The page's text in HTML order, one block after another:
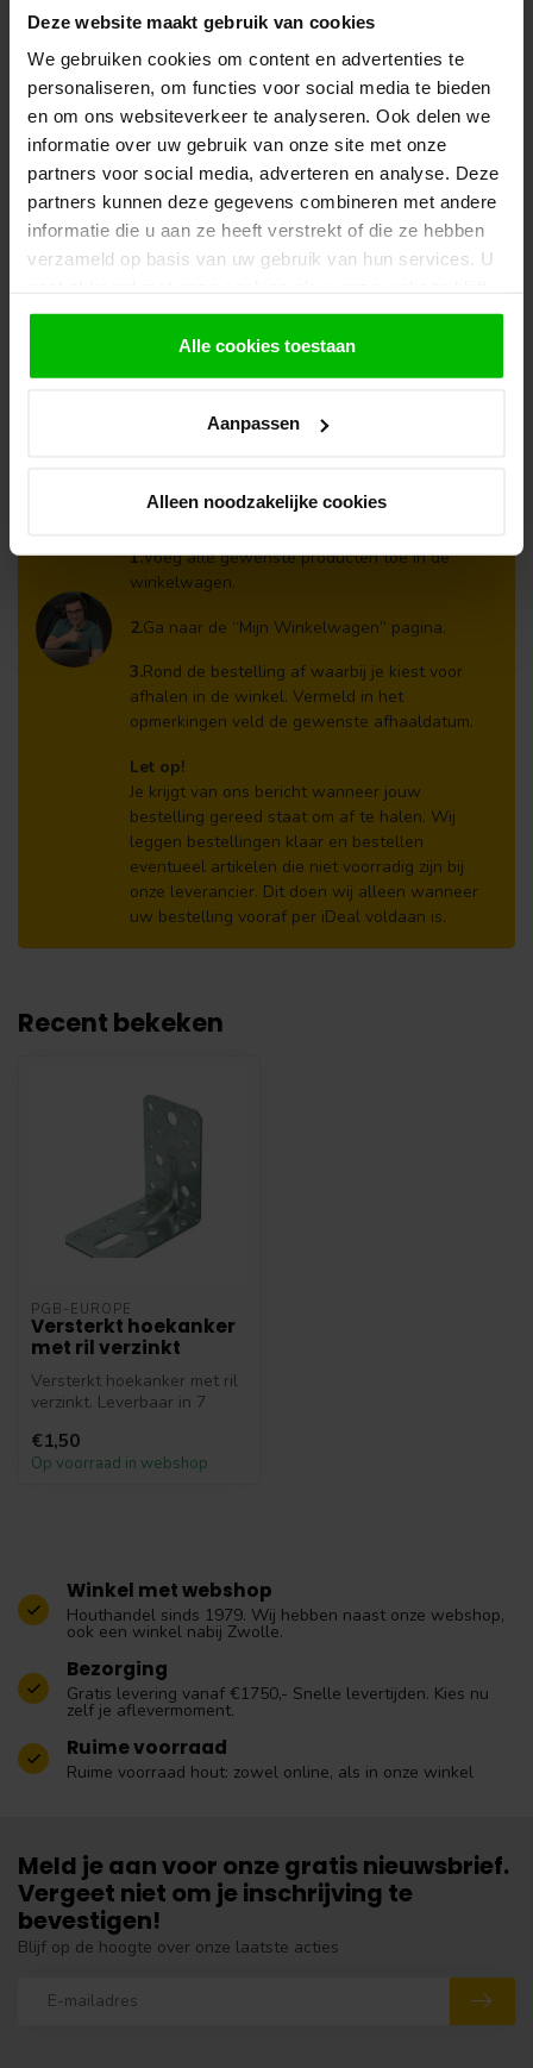
Deze website maakt gebruik van cookies
We gebruiken cookies om content en advertenties te
personaliseren, om functies voor social media te bieden
en om ons websiteverkeer te analyseren. Ook delen we
informatie over uw gebruik van onze site met onze
partners voor social media, adverteren en analyse. Deze
partners kunnen deze gegevens combineren met andere
informatie die u aan ze heeft verstrekt of die ze hebben
verzameld op basis van uw gebruik van hun services. U
gebruiken.
Alle cookies toestaan
Aanpassen
Alleen noodzakelijke cookies
Op voorraad in webshop
Golfplaat bouten 6,5x130mm
Op voorraad in webshop
€29,95
Slotbouten M8 per doos
Op voorraad in webshop
€22,95
Klantenservice
contact op met deklantenservice
Afhalen en zeker weten dan uw
1.Voeg alle gewenste producten toe in de
winkelwagen.
2.Ga naar de “Mijn Winkelwagen” pagina.
3.Rond de bestelling af waarbij je kiest voor
afhalen in de winkel. Vermeld in het
opmerkingen veld de gewenste afhaaldatum.
Let op!
Je krijgt van ons bericht wanneer jouw
bestelling gereed staat om af te halen. Wij
leggen bestellingen klaar en bestellen
eventueel artikelen die niet voorradig zijn bij
onze leverancier. Dit doen wij alleen wanneer
uw bestelling vooraf per iDeal voldaan is.
Recent bekeken
PGB-EUROPE
Versterkt hoekanker
met ril verzinkt
Versterkt hoekanker met ril
verzinkt. Leverbaar in 7
€1,50
Op voorraad in webshop
Winkel met webshop
Houthandel sinds 1979. Wij hebben naast onze webshop,
ook een winkel nabij Zwolle.
Bezorging
Gratis levering vanaf €1750,- Snelle levertijden. Kies nu
zelf je aflevermoment.
Ruime voorraad
Ruime voorraad hout: zowel online, als in onze winkel
Meld je aan voor onze gratis nieuwsbrief.
Vergeet niet om je inschrijving te
bevestigen!
Blijf op de hoogte over onze laatste acties